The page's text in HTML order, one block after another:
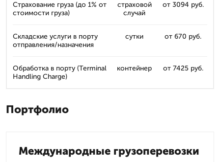
Страхование груза (до 1% от
стоимости груза)
страховой
случай
от 3094 руб.
Складские услуги в порту
отправления/назначения
сутки от 670 руб.
Обработка в порту (Terminal
Handling Charge)
контейнер от 7425 руб.
Портфолио
Международные грузоперевозки